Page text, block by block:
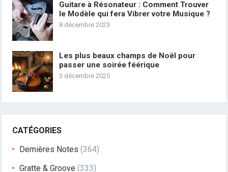
Guitare à Résonateur : Comment Trouver
le Modèle qui fera Vibrer votre Musique ?
8 décembre 2023
Les plus beaux champs de Noël pour
passer une soirée féérique
3 décembre 2025
CATÉGORIES
Dernières Notes (364)
Gratte & Groove (333)